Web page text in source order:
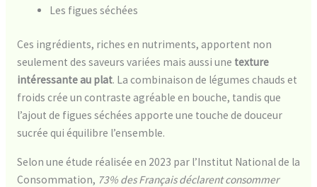
Les figues séchées
Ces ingrédients, riches en nutriments, apportent non
seulement des saveurs variées mais aussi une texture
intéressante au plat. La combinaison de légumes chauds et
froids crée un contraste agréable en bouche, tandis que
l’ajout de figues séchées apporte une touche de douceur
sucrée qui équilibre l’ensemble.
Selon une étude réalisée en 2023 par l’Institut National de la
Consommation, 73% des Français déclarent consommer